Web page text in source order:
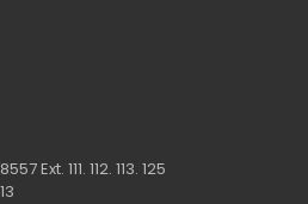
Ext. 111. 112. 113. 125